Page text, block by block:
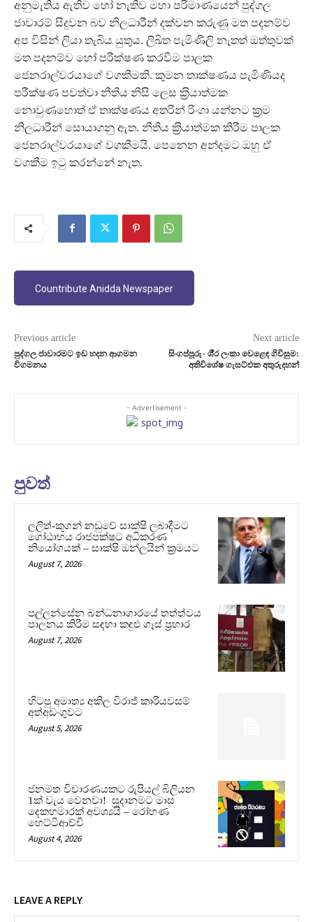
අනුමැතිය ඇතිව හෝ නැතිව මහා පරිමාණයෙන් පුද්ගල
ජාවාරම් සිදුවන බව නිලධාරීන් දක්වන කරුණු මත පදනම්ව
අප විසින් ලියා තැබිය යුතුය. ලිඛිත පැමිණිලි නැතත් ඔත්තුවක්
මත පදනම්ව හෝ පරීක්ෂණ කරවීම පාලක
ජෙනරාල්වරයාගේ වගකීමකි. කුමන තාක්ෂණය පැමිණියද
පරීක්ෂණ පවත්වා නීතිය නිසි ලෙස ක‍්‍රියාත්මක
නොවුණහොත් ඒ තාක්ෂණය අතරින් රිංගා යන්නට ක‍්‍රම
නිලධාරීන් සොයාගනු ඇත. නීතිය ක‍්‍රියාත්මක කිරීම පාලක
ජෙනරාල්වරයාගේ වගකීමයි. පෙනෙන අන්දමට ඔහු ඒ
වගකීම ඉටු කරන්නේ නැත.
Countribute Anidda Newspaper
Previous article
පුද්ගල ජාවාරමට ඉඩ හදන ආගමන
විගමනය
Next article
සිංගප්පූරු- ශී‍්‍ර ලංකා වෙළෙඳ ගිවිසුම:
අතිවිශේෂ ගැසට්එක අතුරුදහන්
- Advertisement -
පුවත්
ලලිත්-කූගන් නඩුවේ සාක්ෂි ලබාදීමට
ගෝඨාභය රාජපක්ෂට අධිකරණ
නියෝගයක් – සාක්ෂි ඔන්ලයින් ක්‍රමයට
August 7, 2026
පල්ලන්සේන බන්ධනාගාරයේ තත්ත්වය
පාලනය කිරීම සඳහා කඳුළු ගෑස් ප්‍රහාර
August 7, 2026
හිටපු අමාත්‍ය අකිල විරාජ් කාරියවසම්
අත්අඩංගුවට
August 5, 2026
ජනමත විචාරණයකට රුපියල් බිලියන
1ක් වැය වෙනවා! සූදානමට මාස
දෙකහමාරක් අවශ්‍යයි – රෝහණ
හෙට්ටිආච්චි
August 4, 2026
LEAVE A REPLY